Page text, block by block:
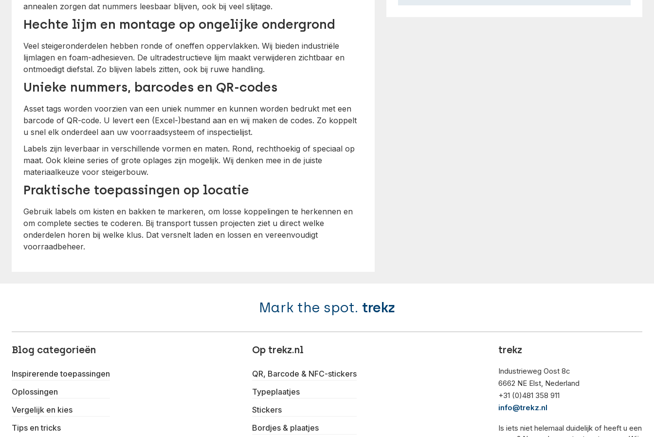
annealen zorgen dat nummers leesbaar blijven, ook bij veel slijtage.
Hechte lijm en montage op ongelijke ondergrond
Veel steigeronderdelen hebben ronde of oneffen oppervlakken. Wij bieden industriële
lijmlagen en foam-adhesieven. De ultradestructieve lijm maakt verwijderen zichtbaar en
ontmoedigt diefstal. Zo blijven labels zitten, ook bij ruwe handling.
Unieke nummers, barcodes en QR-codes
Asset tags worden voorzien van een uniek nummer en kunnen worden bedrukt met een
barcode of QR-code. U levert een (Excel-)bestand aan en wij maken de codes. Zo koppelt
u snel elk onderdeel aan uw voorraadsysteem of inspectielijst.
Labels zijn leverbaar in verschillende vormen en maten. Rond, rechthoekig of speciaal op
maat. Ook kleine series of grote oplages zijn mogelijk. Wij denken mee in de juiste
materiaalkeuze voor steigerbouw.
Praktische toepassingen op locatie
Gebruik labels om kisten en bakken te markeren, om losse koppelingen te herkennen en
om complete secties te coderen. Bij transport tussen projecten ziet u direct welke
onderdelen horen bij welke klus. Dat versnelt laden en lossen en vereenvoudigt
voorraadbeheer.
Mark the spot. trekz
Blog categorieën
Inspirerende toepassingen
Oplossingen
Vergelijk en kies
Tips en tricks
Op trekz.nl
QR, Barcode & NFC-stickers
Typeplaatjes
Stickers
Bordjes & plaatjes
trekz
Industrieweg Oost 8c
6662 NE Elst, Nederland
+31 (0)481 358 911
info@trekz.nl
Is iets niet helemaal duidelijk of heeft u een